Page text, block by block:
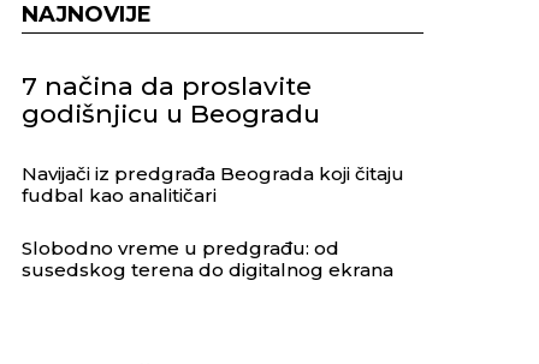
NAJNOVIJE
7 načina da proslavite
godišnjicu u Beogradu
Navijači iz predgrađa Beograda koji čitaju
fudbal kao analitičari
Slobodno vreme u predgrađu: od
susedskog terena do digitalnog ekrana